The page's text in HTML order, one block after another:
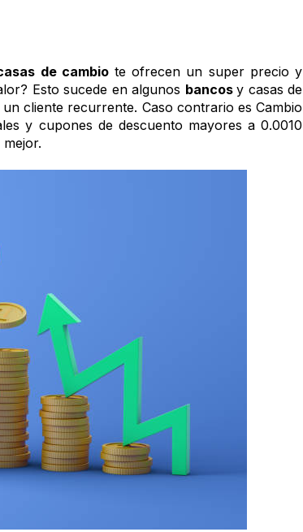
de cambio te ofrecen un super precio y
Esto sucede en algunos bancos y casas de
cliente recurrente. Caso contrario es Cambio
y cupones de descuento mayores a 0.0010